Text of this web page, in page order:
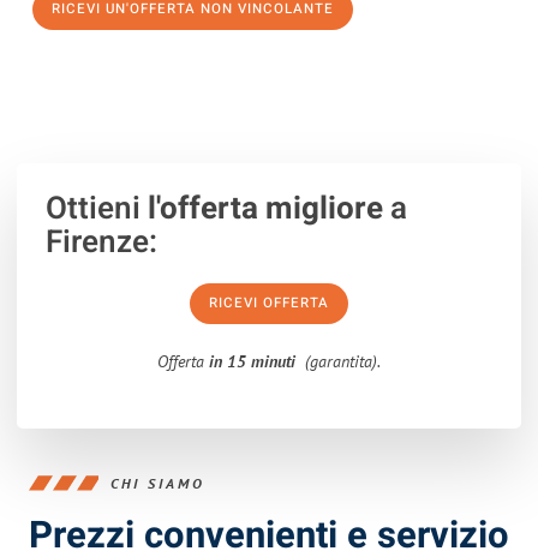
RICEVI UN'OFFERTA NON VINCOLANTE
Ottieni l'offerta migliorea
Firenze:
RICEVI OFFERTA
Offerta in 15 minuti (garantita).
CHI SIAMO
Prezzi convenienti e servizio